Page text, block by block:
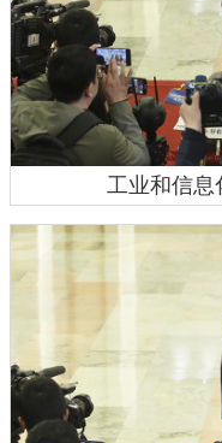
工业和信息